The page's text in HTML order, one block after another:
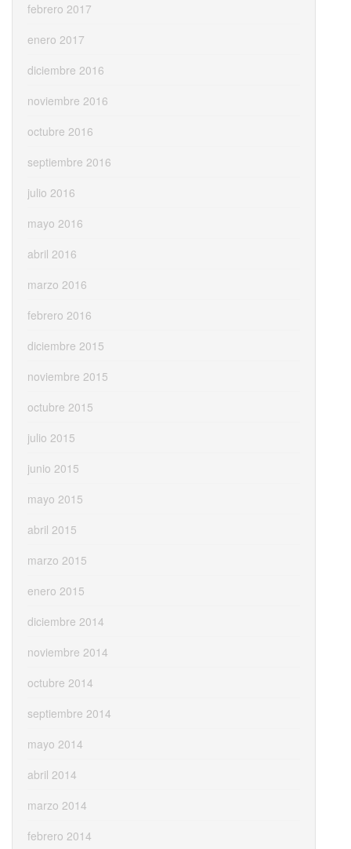
febrero 2017
enero 2017
diciembre 2016
noviembre 2016
octubre 2016
septiembre 2016
julio 2016
mayo 2016
abril 2016
marzo 2016
febrero 2016
diciembre 2015
noviembre 2015
octubre 2015
julio 2015
junio 2015
mayo 2015
abril 2015
marzo 2015
enero 2015
diciembre 2014
noviembre 2014
octubre 2014
septiembre 2014
mayo 2014
abril 2014
marzo 2014
febrero 2014